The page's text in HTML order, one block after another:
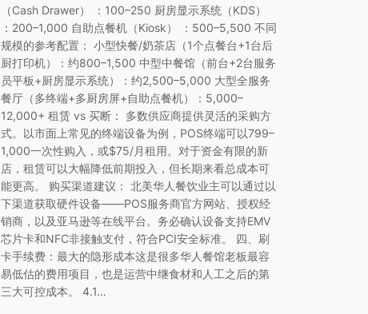
（Cash Drawer） ：100–250 厨房显示系统（KDS）
：200–1,000 自助点餐机（Kiosk） ：500–5,500 不同
规模的参考配置： 小型快餐/奶茶店（1个点餐台+1台后
厨打印机）：约800–1,500 中型中餐馆（前台+2台服务
员平板+厨房显示系统）：约2,500–5,000 大型全服务
餐厅（多终端+多厨房屏+自助点餐机）：5,000–
12,000+ 租赁 vs 买断： 多数供应商提供灵活的采购方
式。以市面上常见的终端设备为例，POS终端可以799–
1,000一次性购入，或$75/月租用。对于资金有限的新
店，租赁可以大幅降低前期投入，但长期来看总成本可
能更高。 购买渠道建议： 北美华人餐饮业主可以通过以
下渠道获取硬件设备——POS服务商官方网站、授权经
销商，以及亚马逊等在线平台。务必确认设备支持EMV
芯片卡和NFC非接触支付，符合PCI安全标准。 四、刷
卡手续费：最大的隐形成本这是很多华人餐馆老板最容
易低估的费用项目，也是运营中继食材和人工之后的第
三大可控成本。 4.1…